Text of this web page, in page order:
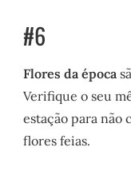
#6
Flores da época
Verifique o seu
estação para não
flores feias.